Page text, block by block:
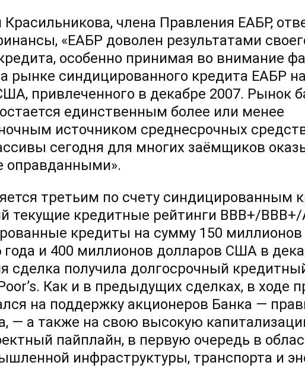
члена Правления ЕАБР,
«ЕАБР доволен результатами
особенно принимая во внимание
рынке синдицированного кредита ЕАБР
привлеченного в декабре 2007. Рынок
единственным более или менее
источником среднесрочных
сегодня для многих заёмщиков
оправданными».
третьим по счету синдицированным
текущие кредитные рейтинги BBB+/BBB+/
кредиты на сумму 150 миллионов
и 400 миллионов долларов США в
сделка получила долгосрочный
Как и в предыдущих сделках, в ходе
на поддержку акционеров Банка —
— а также на свою высокую
пайплайн, в первую очередь в
инфраструктуры, транспорта и